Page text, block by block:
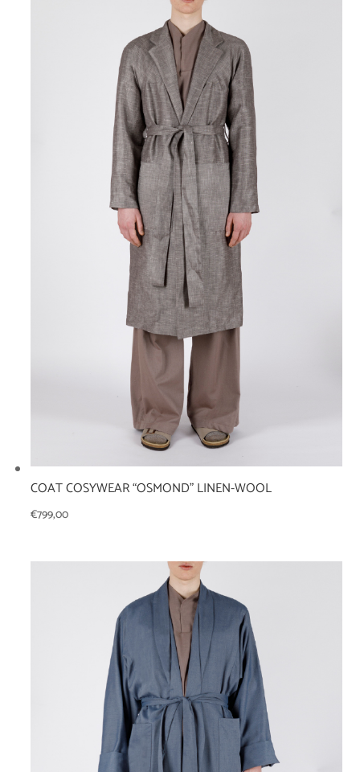
COAT COSYWEAR “OSMOND” LINEN-WOOL
€799,00